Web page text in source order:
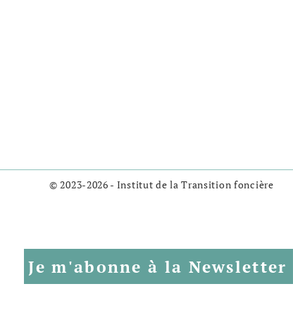
© 2023-2026 - Institut de la Transition foncière
Je m'abonne à la Newsletter